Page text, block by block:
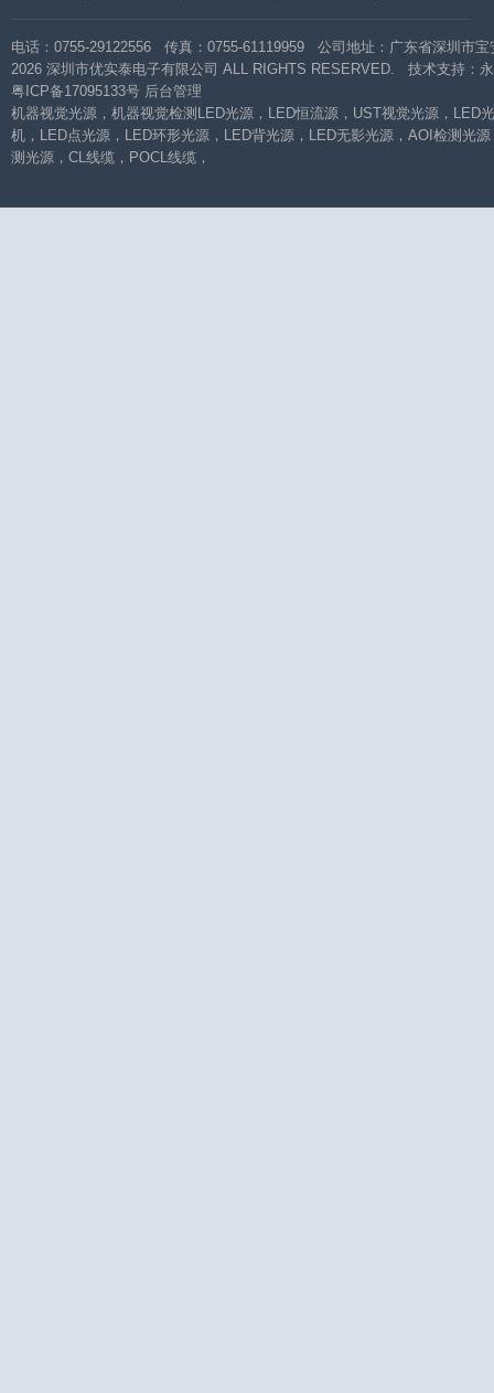
电话：0755-29122556 传真：0755-61119959 公司地址：广东省深圳市
2026 深圳市优实泰电子有限公司 ALL RIGHTS RESERVED. 技术支持：
粤ICP备17095133号 后台管理
机器视觉光源 ， 机器视觉检测LED光源 ， LED恒流源 ， UST视觉光源 ， LED
机 ， LED点光源 ， LED环形光源 ， LED背光源 ， LED无影光源 ， AOI检测光源
测光源 ， CL线缆 ， POCL线缆 ，